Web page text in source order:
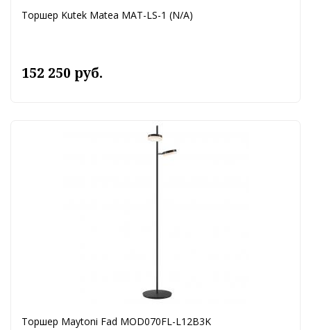
Торшер Kutek Matea MAT-LS-1 (N/A)
152 250 руб.
Торшер Maytoni Fad MOD070FL-L12B3K